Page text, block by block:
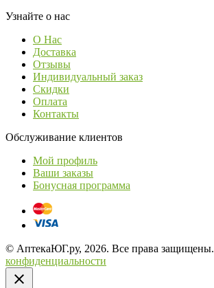
Узнайте о нас
О Нас
Доставка
Отзывы
Индивидуальный заказ
Скидки
Оплата
Контакты
Обслуживание клиентов
Мой профиль
Ваши заказы
Бонусная программа
© АптекаЮГ.ру, 2026. Все права защищены.
конфиденциальности